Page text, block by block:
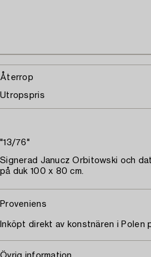
Återrop
Utropspris
"13/76"
Signerad Janucz Orbitowski och
på duk 100 x 80 cm.
Proveniens
Inköpt direkt av konstnären i Polen